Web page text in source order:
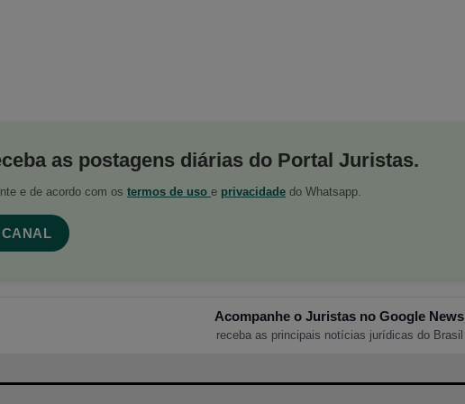
as postagens diárias do Portal Juristas.
e de acordo com os termos de uso e privacidade do Whatsapp.
Acompanhe o Juristas no Google News
receba as principais notícias jurídicas do Brasil